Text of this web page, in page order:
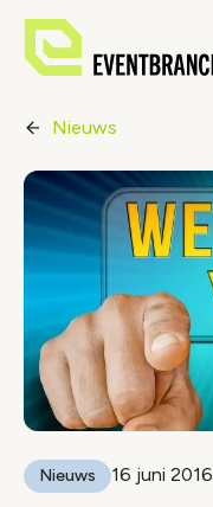
Nieuws
Nieuws 16 juni 2016